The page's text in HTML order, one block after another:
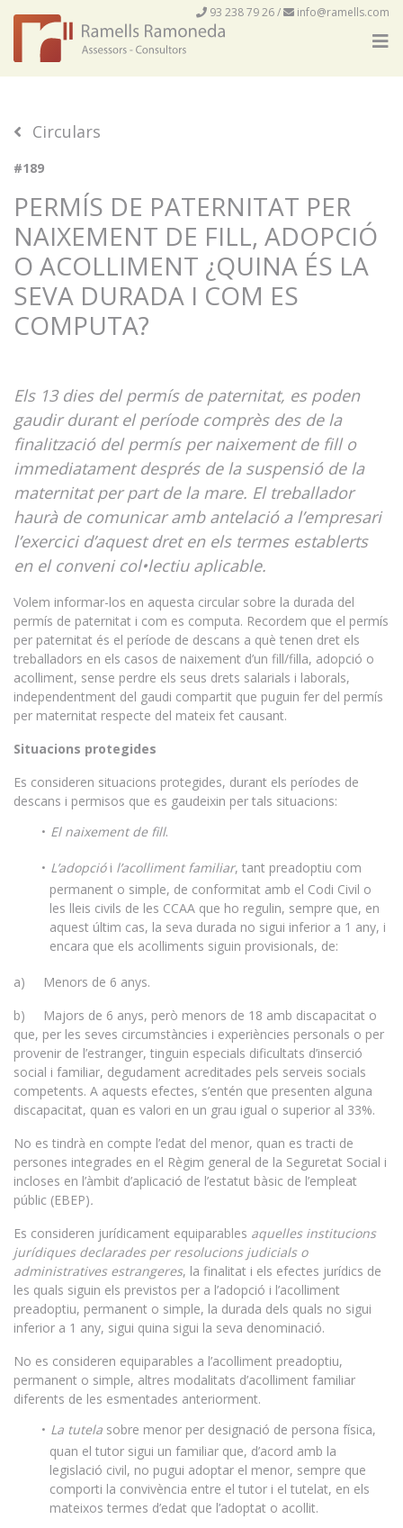
93 238 79 26/ info@ramells.com
Circulars
#189
PERMÍS DE PATERNITAT PER
NAIXEMENT DE FILL, ADOPCIÓ
O ACOLLIMENT ¿QUINA ÉS LA
SEVA DURADA I COM ES
COMPUTA?
Els 13 dies del permís de paternitat, es poden
gaudir durant el període comprès des de la
finalització del permís per naixement de fill o
immediatament després de la suspensió de la
maternitat per part de la mare. El treballador
haurà de comunicar amb antelació a l’empresari
l’exercici d’aquest dret en els termes establerts
en el conveni col•lectiu aplicable.
Volem informar-los en aquesta circular sobre la durada del
permís de paternitat i com es computa. Recordem que el permís
per paternitat és el període de descans a què tenen dret els
treballadors en els casos de naixement d’un fill/filla, adopció o
acolliment, sense perdre els seus drets salarials i laborals,
independentment del gaudi compartit que puguin fer del permís
per maternitat respecte del mateix fet causant.
Situacions protegides
Es consideren situacions protegides, durant els períodes de
descans i permisos que es gaudeixin per tals situacions:
El naixement de fill.
L’adopció i l’acolliment familiar, tant preadoptiu com
permanent o simple, de conformitat amb el Codi Civil o
les lleis civils de les CCAA que ho regulin, sempre que, en
aquest últim cas, la seva durada no sigui inferior a 1 any, i
encara que els acolliments siguin provisionals, de:
a) Menors de 6 anys.
b) Majors de 6 anys, però menors de 18 amb discapacitat o
que, per les seves circumstàncies i experiències personals o per
provenir de l’estranger, tinguin especials dificultats d’inserció
social i familiar, degudament acreditades pels serveis socials
competents. A aquests efectes, s’entén que presenten alguna
discapacitat, quan es valori en un grau igual o superior al 33%.
No es tindrà en compte l’edat del menor, quan es tracti de
persones integrades en el Règim general de la Seguretat Social i
incloses en l’àmbit d’aplicació de l’estatut bàsic de l’empleat
públic (EBEP).
Es consideren jurídicament equiparables aquelles institucions
jurídiques declarades per resolucions judicials o
administratives estrangeres, la finalitat i els efectes jurídics de
les quals siguin els previstos per a l’adopció i l’acolliment
preadoptiu, permanent o simple, la durada dels quals no sigui
inferior a 1 any, sigui quina sigui la seva denominació.
No es consideren equiparables a l’acolliment preadoptiu,
permanent o simple, altres modalitats d’acolliment familiar
diferents de les esmentades anteriorment.
La tutela sobre menor per designació de persona física,
quan el tutor sigui un familiar que, d’acord amb la
legislació civil, no pugui adoptar el menor, sempre que
comporti la convivència entre el tutor i el tutelat, en els
mateixos termes d’edat que l’adoptat o acollit.